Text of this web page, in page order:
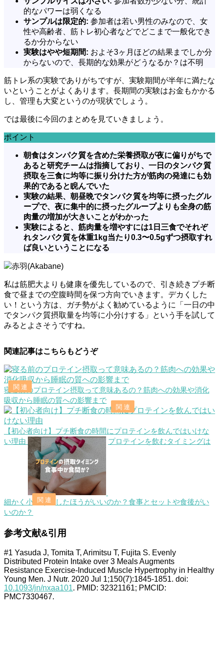
的なパワーは弱くなる
サンプルは限定的: 参加者は若い男性のみなので、女
性や高齢者、筋トレ初心者などでどこまで一般化でき
るか分からない
実験はやや短期間: およそ3ヶ月ほどの結果までしか分
からないので、長期的な効果がどうなるか？は不明
筋トレ系の実験でありがちですが、実験期間が半年に満たな
いということがよくあります。長期間の実験はお金もかかる
し、管理も大変というのが現状でしょう。
では最後に今回のまとめを見ていきましょう。
ポイント
朝食はタンパク質を含めた栄養摂取が夜に偏りがちで
あると研究チームは指摘しており、一日のタンパク質
摂取を三食に均等に振り分けた方が筋肉の発達にも効
果的であると睨んでいた
実験の結果、朝昼晩でタンパク質を均等に摂ったグル
ープで、夜に集中的に摂ったグループよりも全身の筋
肉量の増加が大きいことがわかった
実験によると、筋肉量を増やすには1日三食でそれぞ
れタンパク質を体重1kg当たり0.3〜0.5gずつ摂取すれ
ば良いということになる
赤羽(Akabane)
私は筋肥大よりも健康を優先しているので、引き続きプチ断
食で昼までの空腹時間を保つ方向でいきます。デカくした
い！という方は、ガチ勢がよく勧めているように「一日の中
でタンパク質摂取量を均等に小分けする」という手を試して
みるとよさそうですね。
関連記事はこちらもどうぞ
寝る前のプロテイン摂取って意味あるの？筋肉への効果や消化
吸収から睡眠の質への影響まで
【初心者向け】プチ断食の時間にプロテインを飲んではいけな
い理由
プロテインを飲むタイミングは
細かく小分けにしたほうがいいのか？食事とセットや食後がい
いのか？
参考文献&引用
#1 Yasuda J, Tomita T, Arimitsu T, Fujita S. Evenly
Distributed Protein Intake over 3 Meals Augments
Resistance Exercise-Induced Muscle Hypertrophy in Healthy
Young Men. J Nutr. 2020 Jul 1;150(7):1845-1851. doi:
10.1093/jn/nxaa101. PMID: 32321161; PMCID:
PMC7330467.